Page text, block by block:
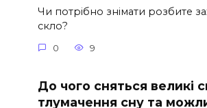
Чи потрібно знімати розбите
скло?
0 9
До чого сняться великі
тлумачення сну та